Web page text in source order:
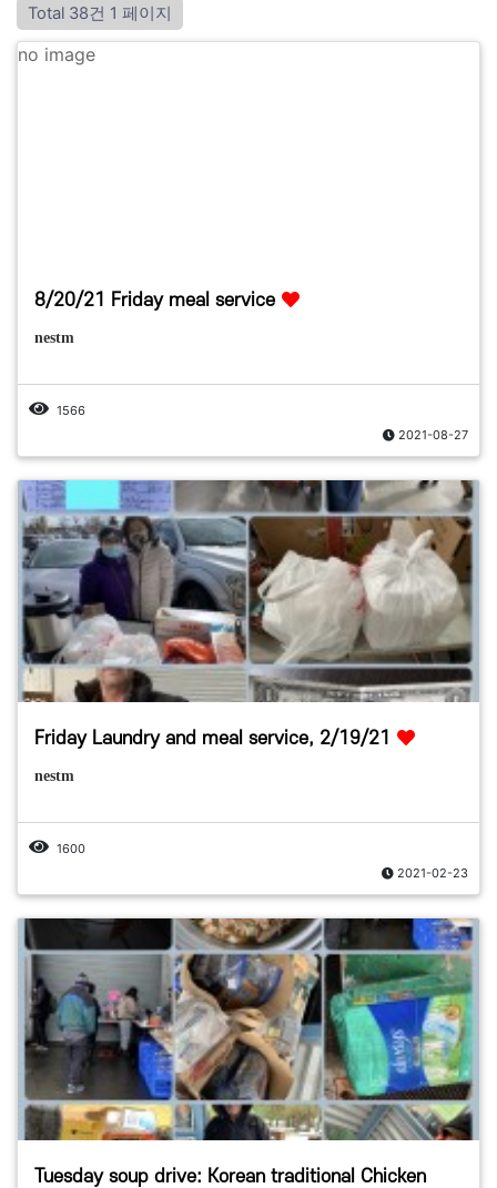
Total 38건 1 페이지
no image
8/20/21 Friday meal service
nestm
1566
2021-08-27
Friday Laundry and meal service, 2/19/21
nestm
1600
2021-02-23
Tuesday soup drive: Korean traditional Chicken